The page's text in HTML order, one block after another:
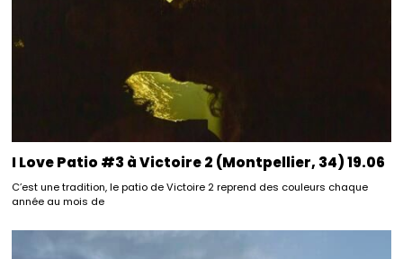
I Love Patio #3 à Victoire 2 (Montpellier, 34) 19.06
C’est une tradition, le patio de Victoire 2 reprend des couleurs chaque
année au mois de